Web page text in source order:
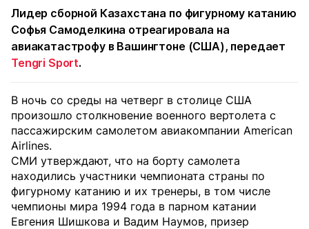
Лидер сборной Казахстана по фигурному катанию
Софья Самоделкина отреагировала на
авиакатастрофу в Вашингтоне (США), передает
Tengri Sport.
В ночь со среды на четверг в столице США
произошло столкновение военного вертолета с
пассажирским самолетом авиакомпании American
Airlinеs.
СМИ утверждают, что на борту самолета
находились участники чемпионата страны по
фигурному катанию и их тренеры, в том числе
чемпионы мира 1994 года в парном катании
Евгения Шишкова и Вадим Наумов, призер